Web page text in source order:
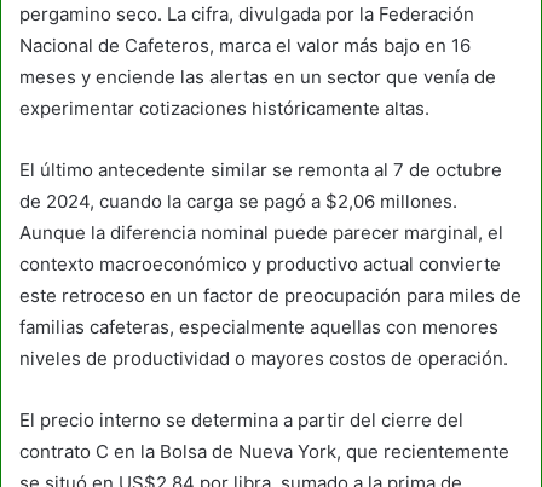
pergamino seco. La cifra, divulgada por la Federación
Nacional de Cafeteros, marca el valor más bajo en 16
meses y enciende las alertas en un sector que venía de
experimentar cotizaciones históricamente altas.
El último antecedente similar se remonta al 7 de octubre
de 2024, cuando la carga se pagó a $2,06 millones.
Aunque la diferencia nominal puede parecer marginal, el
contexto macroeconómico y productivo actual convierte
este retroceso en un factor de preocupación para miles de
familias cafeteras, especialmente aquellas con menores
niveles de productividad o mayores costos de operación.
El precio interno se determina a partir del cierre del
contrato C en la Bolsa de Nueva York, que recientemente